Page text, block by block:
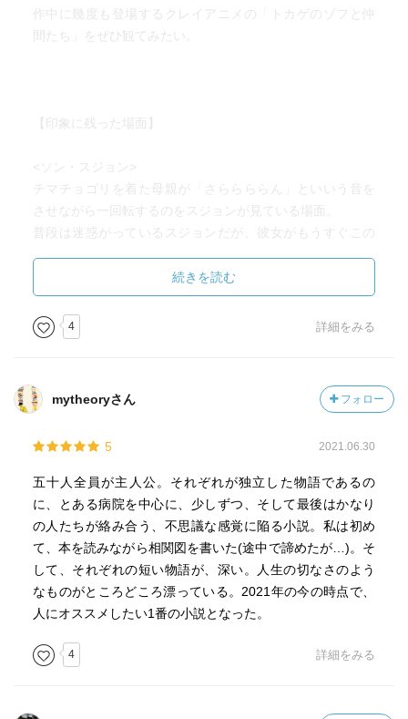
作中に幾度も登場するクレイアニメの「トカゲのゾフと仲
間たち」をぜひ観てみたい。
【印象に残った場面】
<ソン・スジョン>
チマチョゴリを着た母親が「さららららん」といいう音を
させながら一回転するのをスジョンが見ている場面。
普段は迷惑がっているスジョンだが、彼女がもうすぐこの
普段迷惑がっていることも、生きているからこそなのだ。
<スンジョ>
なると毎日毎日スンジョを侮辱した。
スンジョが手がけた作品を床にばらまいたこともある。拾
かっこよすぎでしょうが。あと、
"「僕は、あなたみたいな歳のとり方はしないつもりです。
それがいちばん怖いんですから」"
かっこよすぎでしょうが。最高だぜ。
私は気が弱い方なので、スンジョのような振る舞いはでき
ないかもしれない。というか、目上の人に対するこういう
振る舞いは良くないこととして教育されているので抵抗感
がある、と言ってもよいかもしれない。だが、大切な自分
うか。それは良いことなのだろうか。スンジョのように毅
然とした態度で反抗するのは、むしろ推奨されるべきこと
続きを読む
4 詳細をみる
mytheoryさん フォロー
5 2021.06.30
五十人全員が主人公。それぞれが独立した物語であるの
に、とある病院を中心に、少しずつ、そして最後はかなり
の人たちが絡み合う、不思議な感覚に陥る小説。私は初め
て、本を読みながら相関図を書いた(途中で諦めたが…)。そ
して、それぞれの短い物語が、深い。人生の切なさのよう
なものがところどころ漂っている。2021年の今の時点で、
人にオススメしたい1番の小説となった。
4 詳細をみる